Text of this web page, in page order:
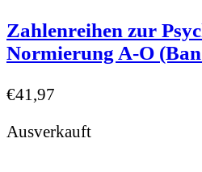
Zahlenreihen zur
Normierung A-O
€41,97
Ausverkauft